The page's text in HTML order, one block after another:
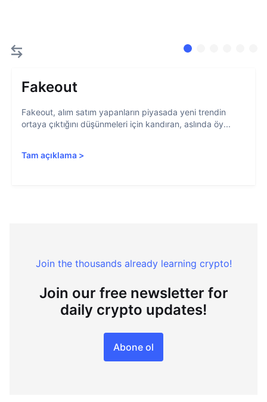
Fakeout
Fakeout, alım satım yapanların piyasada yeni trendin
ortaya çıktığını düşünmeleri için kandıran, aslında öy...
Tam açıklama >
Join the thousands already learning crypto!
Join our free newsletter for
daily crypto updates!
Abone ol